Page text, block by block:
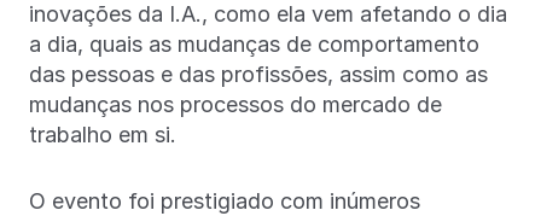
inovações da I.A., como ela vem afetando o dia
a dia, quais as mudanças de comportamento
das pessoas e das profissões, assim como as
mudanças nos processos do mercado de
trabalho em si.
O evento foi prestigiado com inúmeros